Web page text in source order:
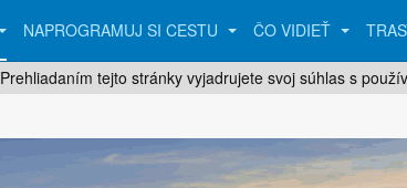
Prehliadaním tejto stránky vyjadrujete svoj súhlas s
NAPROGRAMUJ SI CESTU ČO VIDIEŤ